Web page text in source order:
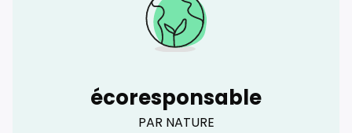
écoresponsable
PAR NATURE